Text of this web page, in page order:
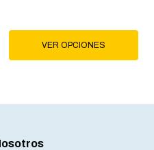
VER OPCIONES